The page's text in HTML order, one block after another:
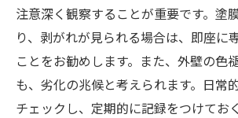
注意深く観察することが重要です。塗
り、剥がれが見られる場合は、即座に
ことをお勧めします。また、外壁の色
も、劣化の兆候と考えられます。日常
チェックし、定期的に記録をつけてお